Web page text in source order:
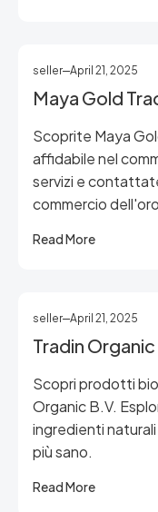
seller April 21, 2025
Maya Gold
Scoprite Maya
affidabile nel
servizi e
commercio
Read More
seller April 21, 2025
Tradin Organic
Scopri prodotti
Organic B.V.
ingredienti
più sano.
Read More